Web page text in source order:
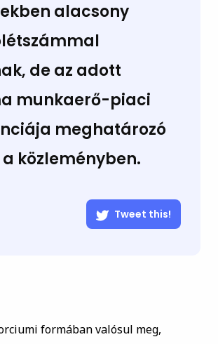
alacsony
de az adott
munkaerő-piaci
meghatározó
közleményben.
Tweet this!
formában valósul meg,